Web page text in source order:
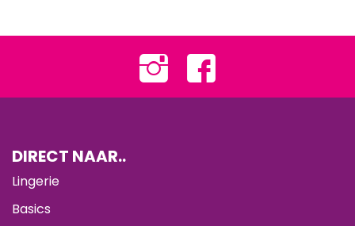
DIRECT NAAR..
Lingerie
Basics